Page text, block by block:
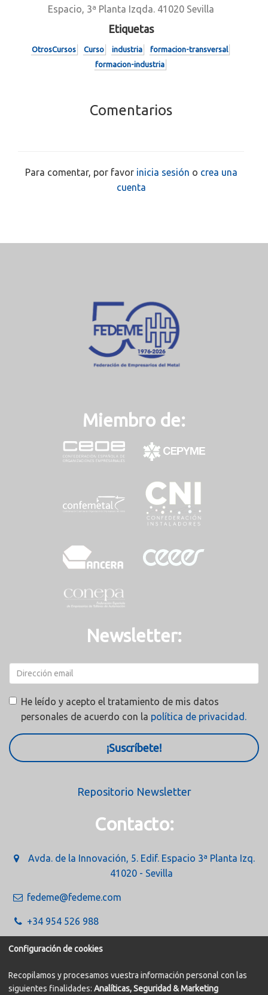
Espacio, 3ª Planta Izqda. 41020 Sevilla
Etiquetas
OtrosCursos Curso industria
formacion-transversal
formacion-industria
Comentarios
Para comentar, por favor inicia sesión o crea una
cuenta
Miembro de:
Newsletter:
He leído y acepto el tratamiento de mis datos
personales de acuerdo con la política de privacidad.
¡Suscríbete!
Repositorio Newsletter
Contacto:
Avda. de la Innovación, 5. Edif. Espacio 3ª Planta Izq.
41020 - Sevilla
fedeme@fedeme.com
+34 954 526 988
Configuración de cookies
Recopilamos y procesamos vuestra información personal con las
siguientes finalidades: Analíticas, Seguridad & Marketing